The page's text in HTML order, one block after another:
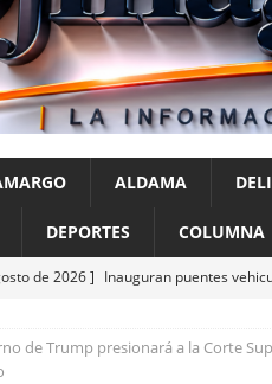
ALDAMA
DEPORTES COLUMNA
de 2026 ] Inauguran puentes
de 2026 ] Marco Bonilla inaugura
de Trump presionará a la Corte